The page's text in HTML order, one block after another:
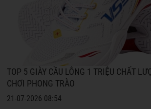
TOP 5 GIÀY CẦU LÔNG 1 TRIỆU CHẤT
CHƠI PHONG TRÀO
21-07-2026 08:54